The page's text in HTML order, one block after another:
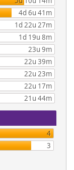
4d 6u 41m
1d 22u 27m
1d 19u 8m
23u 9m
22u 39m
22u 23m
22u 17m
21u 44m
4
3